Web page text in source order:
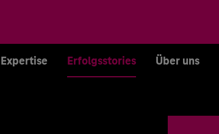
Expertise Erfolgsstories Über uns